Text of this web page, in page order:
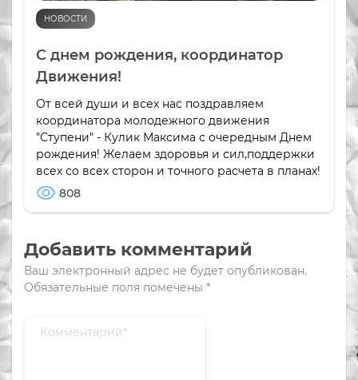
НОВОСТИ
С днем рождения, координатор
Движения!
От всей души и всех нас поздравляем
координатора молодежного движения
"Ступени" - Кулик Максима с очередным Днем
рождения! Желаем здоровья и сил,поддержки
всех со всех сторон и точного расчета в планах!
808
Добавить комментарий
Ваш электронный адрес не будет опубликован.
Обязательные поля помечены *